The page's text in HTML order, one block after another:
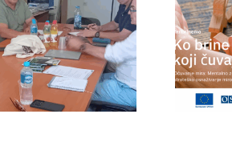
активисти
коначно
добијају
подршку коју